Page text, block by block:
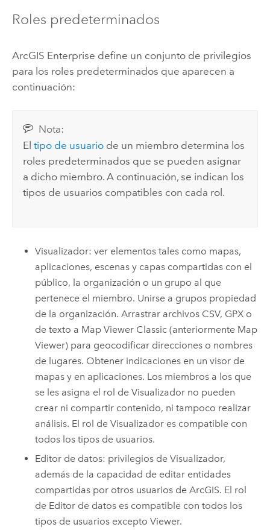
Roles predeterminados
ArcGIS Enterprise define un conjunto de privilegios
para los roles predeterminados que aparecen a
continuación:
Nota:
Eltipo de usuario de un miembro determina los
roles predeterminados que se pueden asignar
a dicho miembro. A continuación, se indican los
tipos de usuarios compatibles con cada rol.
Visualizador: ver elementos tales como mapas,
aplicaciones, escenas y capas compartidas con el
público, la organización o un grupo al que
pertenece el miembro. Unirse a grupos propiedad
de la organización. Arrastrar archivos CSV, GPX o
de texto a Map Viewer Classic (anteriormente Map
Viewer) para geocodificar direcciones o nombres
de lugares. Obtener indicaciones en un visor de
mapas y en aplicaciones. Los miembros a los que
se les asigna el rol de Visualizador no pueden
crear ni compartir contenido, ni tampoco realizar
análisis. El rol de Visualizador es compatible con
todos los tipos de usuarios.
Editor de datos: privilegios de Visualizador,
además de la capacidad de editar entidades
compartidas por otros usuarios de ArcGIS. El rol
de Editor de datos es compatible con todos los
tipos de usuarios exceptoViewer.